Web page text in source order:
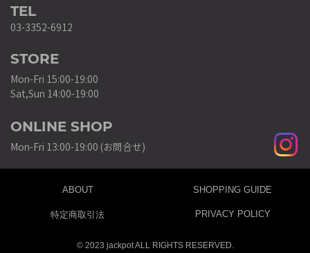
TEL
03-3352-6912
STORE
Mon-Fri 15:00-19:00
Sat,Sun 14:00-19:00
ONLINE SHOP
Mon-Fri 13:00-19:00 (お問合せ)
ABOUT SHOPPING GUIDE
特定商取引法 PRIVACY POLICY
© 2023 jackpot ALL RIGHTS RESERVED.